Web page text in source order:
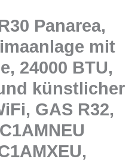
Panarea,
mit
24000 BTU,
künstlicher
GAS R32,